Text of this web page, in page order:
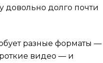
довольно долго почти
разные форматы —
видео — и